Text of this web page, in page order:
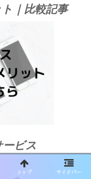
｜比較記事
ビス
トップ サイドバー